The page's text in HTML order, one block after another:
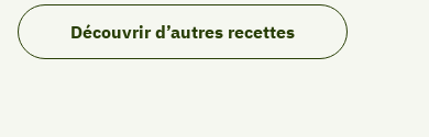
Découvrir d’autres recettes